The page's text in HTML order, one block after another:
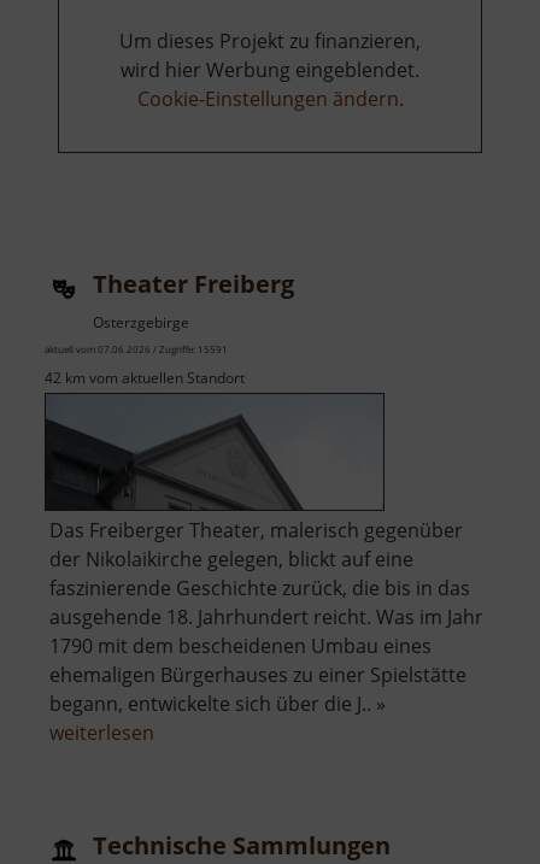
Um dieses Projekt zu finanzieren,
wird hier Werbung eingeblendet.
Cookie-Einstellungen ändern.
Theater Freiberg
Osterzgebirge
aktuell vom 07.06.2026 / Zugriffe: 15591
42 km vom aktuellen Standort
Das Freiberger Theater, malerisch gegenüber
der Nikolaikirche gelegen, blickt auf eine
faszinierende Geschichte zurück, die bis in das
ausgehende 18. Jahrhundert reicht. Was im Jahr
1790 mit dem bescheidenen Umbau eines
ehemaligen Bürgerhauses zu einer Spielstätte
begann, entwickelte sich über die J.. »
weiterlesen
Technische Sammlungen